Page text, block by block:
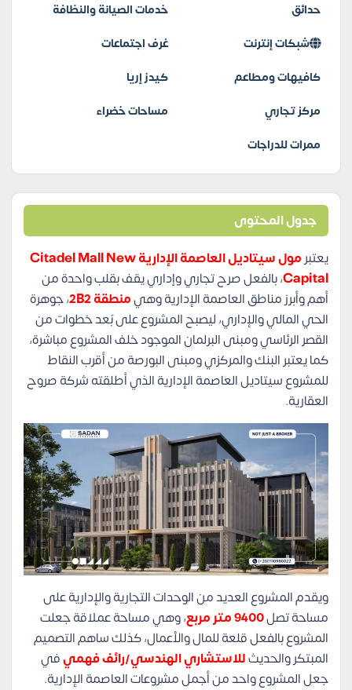
حدائق
خدمات الصيانة والنظافة
شبكات إنترنت
غرف اجتماعات
كافيهات ومطاعم
كيدز إريا
مركز تجاري
مساحات خضراء
ممرات للدراجات
جدول المحتوى
يعتبر
مول سيتاديل العاصمة الإدارية Citadel Mall New
Capital، بالفعل صرح تجاري وإداري يقف بقلب واحدة من
أهم وأبرز مناطق العاصمة الإدارية وهيمنطقة 2B2
، جوهرة
الحي المالي والإداري، ليصبح المشروع على بٌعد خطوات من
القصر الرئاسي ومبنى البرلمان الموجود خلف المشروع مباشرة،
كما يعتبر البنك والمركزي ومبنى البورصة من أقرب النقاط
للمشروع سيتاديل العاصمة الإدارية الذي أطلقته شركة صروح
العقارية.
ويقدم المشروع العديد من الوحدات التجارية والإدارية على
مساحة تصل9400 متر مربع
، وهي مساحة عملاقة جعلت
المشروع بالفعل قلعة للمال والأعمال، كذلك ساهم التصميم
المبتكر والحديثللاستشاري الهندسي/رائف فهميفي
جعل المشروع واحد من أجمل مشروعات العاصمة الإدارية.